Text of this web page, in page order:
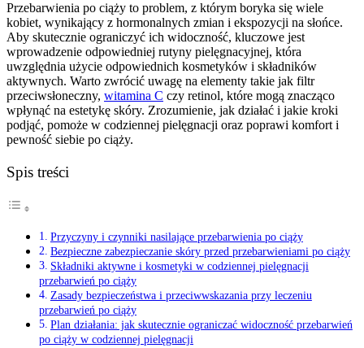
Przebarwienia po ciąży to problem, z którym boryka się wiele
kobiet, wynikający z hormonalnych zmian i ekspozycji na słońce.
Aby skutecznie ograniczyć ich widoczność, kluczowe jest
wprowadzenie odpowiedniej rutyny pielęgnacyjnej, która
uwzględnia użycie odpowiednich kosmetyków i składników
aktywnych. Warto zwrócić uwagę na elementy takie jak filtr
przeciwsłoneczny, witamina C czy retinol, które mogą znacząco
wpłynąć na estetykę skóry. Zrozumienie, jak działać i jakie kroki
podjąć, pomoże w codziennej pielęgnacji oraz poprawi komfort i
pewność siebie po ciąży.
Spis treści
Przyczyny i czynniki nasilające przebarwienia po ciąży
Bezpieczne zabezpieczanie skóry przed przebarwieniami po ciąży
Składniki aktywne i kosmetyki w codziennej pielęgnacji
przebarwień po ciąży
Zasady bezpieczeństwa i przeciwwskazania przy leczeniu
przebarwień po ciąży
Plan działania: jak skutecznie ograniczać widoczność przebarwień
po ciąży w codziennej pielęgnacji